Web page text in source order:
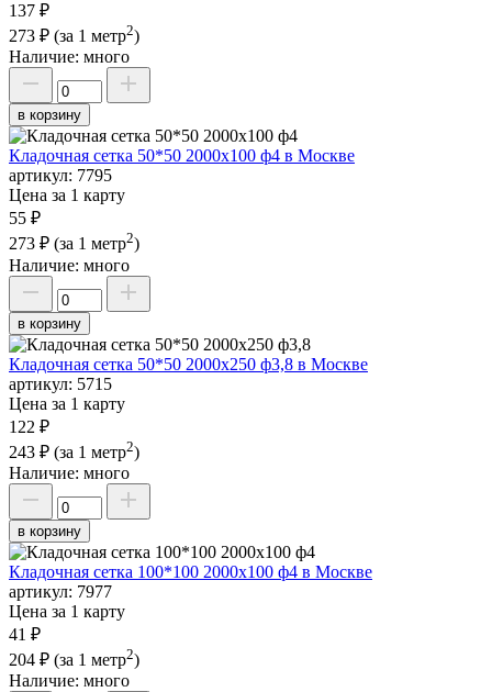
137 ₽
273 ₽ (за 1 метр2)
Наличие: много
в корзину
Кладочная сетка 50*50 2000х100 ф4 в Москве
артикул: 7795
Цена за 1 карту
55 ₽
273 ₽ (за 1 метр2)
Наличие: много
в корзину
Кладочная сетка 50*50 2000х250 ф3,8 в Москве
артикул: 5715
Цена за 1 карту
122 ₽
243 ₽ (за 1 метр2)
Наличие: много
в корзину
Кладочная сетка 100*100 2000х100 ф4 в Москве
артикул: 7977
Цена за 1 карту
41 ₽
204 ₽ (за 1 метр2)
Наличие: много